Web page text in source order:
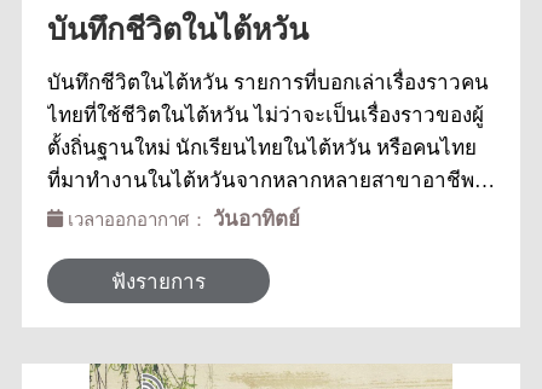
บันทึกชีวิตในไต้หวัน
บันทึกชีวิตในไต้หวัน รายการที่บอกเล่าเรื่องราวคน
ไทยที่ใช้ชีวิตในไต้หวัน ไม่ว่าจะเป็นเรื่องราวของผู้
ตั้งถิ่นฐานใหม่ นักเรียนไทยในไต้หวัน หรือคนไทย
ที่มาทำงานในไต้หวันจากหลากหลายสาขาอาชีพ
และประชาสัมพันธ์ข้อมูลข่าวสารและสิทธิ
เหมือนสมุดบันทึกเล่มหนึ่ง เรื่องราวชีวิตในไต้หวัน
ของคุณ เป็นอย่างไรบ้าง เราคิดว่าทุกคนที่มาใช้
แบ่งปันให้ผู้อื่นได้รับรู้ เราจึงอยากขอเป็นหนึ่งใน
เวลาออกอากาศ： วันอาทิตย์
ฟังรายการ